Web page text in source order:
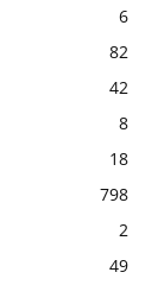
6
82
42
8
18
798
2
49